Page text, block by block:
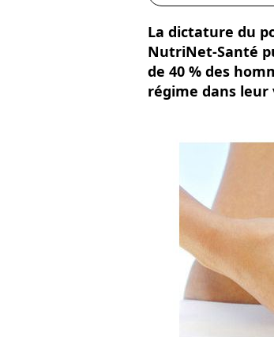
La dictature du
NutriNet-Santé
de 40 % des
régime dans leur